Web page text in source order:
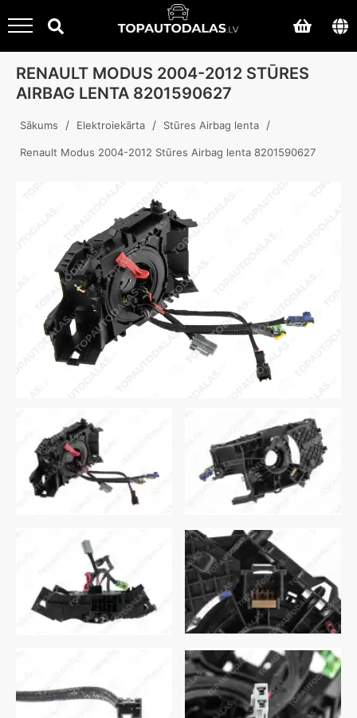
RENAULT MODUS 2004-2012 STŪRES
AIRBAG LENTA 8201590627
Sākums / Elektroiekārta / Stūres Airbag lenta /
Renault Modus 2004-2012 Stūres Airbag lenta 8201590627